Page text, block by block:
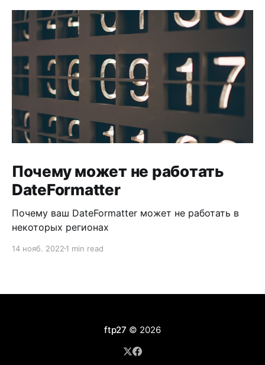
Почему может не работать
DateFormatter
Почему ваш DateFormatter может не работать в
некоторых регионах
14 нояб. 2022 1 min read
ftp27 © 2026